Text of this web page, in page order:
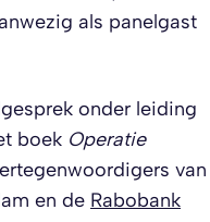
als panelgast
onder leiding
boek Operatie
van
en de Rabobank